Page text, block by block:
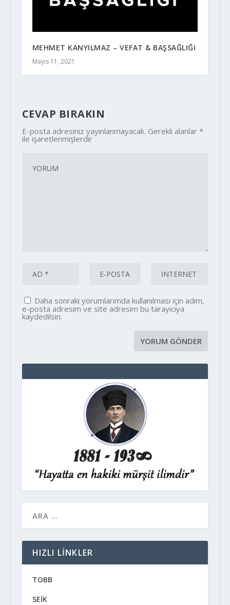
MEHMET KANYILMAZ – VEFAT & BAŞSAĞLIĞI
Mayıs 11, 2021
CEVAP BIRAKIN
E-posta adresiniz yayınlanmayacak. Gerekli alanlar *
ile işaretlenmişlerdir
Daha sonraki yorumlarımda kullanılması için adım,
e-posta adresim ve site adresim bu tarayıcıya
kaydedilsin.
HIZLI LINKLER
TOBB
SEİK